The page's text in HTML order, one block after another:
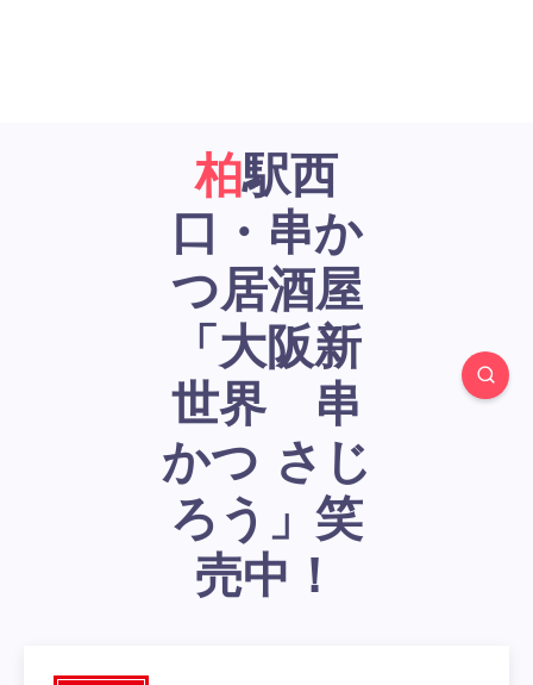
柏駅西
口・串か
つ居酒屋
「大阪新
世界 串
かつ さじ
ろう」笑
売中！